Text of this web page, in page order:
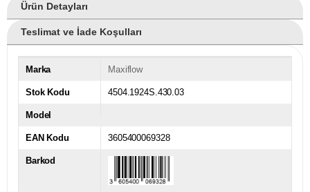
Ürün Detayları
Teslimat ve İade Koşulları
Marka Maxiflow
Stok Kodu 4504.1924S.430.03
Model
EAN Kodu 3605400069328
Barkod